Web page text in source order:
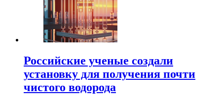
Российские ученые создали
установку для получения почти
чистого водорода